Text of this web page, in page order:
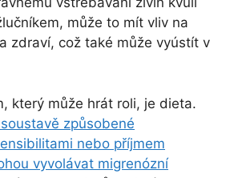
může to mít vliv na
zdraví, což také může vyústít v
který může hrát roli, je dieta.
způsobené
nebo příjmem
vyvolávat migrenózní